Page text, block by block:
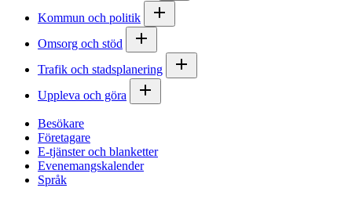
Kommun och politik
Omsorg och stöd
Trafik och stadsplanering
Uppleva och göra
Besökare
Företagare
E-tjänster och blanketter
Evenemangskalender
Språk